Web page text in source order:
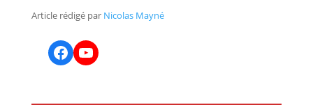
Article rédigé par Nicolas Mayné
Facebook
YouTube